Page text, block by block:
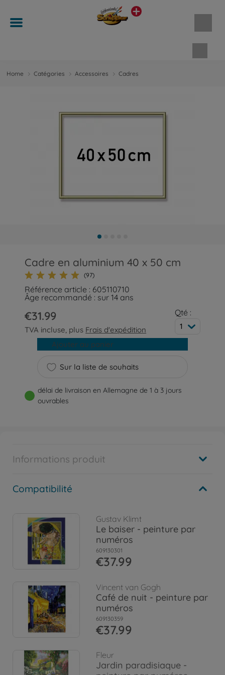
Home Catégories Accessoires Cadres
Cadre en aluminium 40 x 50 cm
(97)
Référence article : 605110710
Âge recommandé : sur 14 ans
€31.99
TVA incluse, plus Frais d'expédition
Qté :
1
Sur la liste de souhaits
Ajouter au panier
délai de livraison en Allemagne de 1 à 3 jours
ouvrables
Informations produit
Compatibilité
Gustav Klimt
Le baiser - peinture par
numéros
609130301
€37.99
Vincent van Gogh
Café de nuit - peinture par
numéros
609130359
€37.99
Fleur
Jardin paradisiaque -